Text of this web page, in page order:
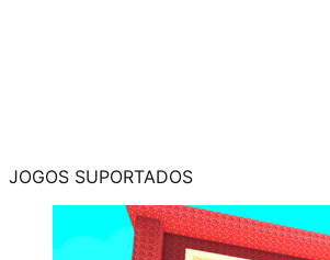
JOGOS SUPORTADOS